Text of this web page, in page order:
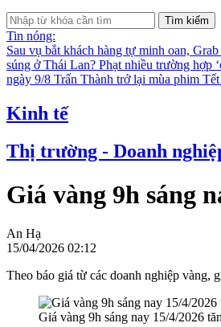
Tìm kiếm
Tin nóng:
Sau vụ bắt khách hàng tự minh oan,
súng ở Thái Lan? Phạt nhiều trường hợp
ngày 9/8 Trấn Thành trở lại mùa phim Tết
Kinh tế
Thị trường - Doanh
Giá vàng 9h sáng
An Hạ
15/04/2026 02:12
Theo báo giá từ các doanh nghiệp vàng,
Giá vàng 9h sáng nay 15/4/2026